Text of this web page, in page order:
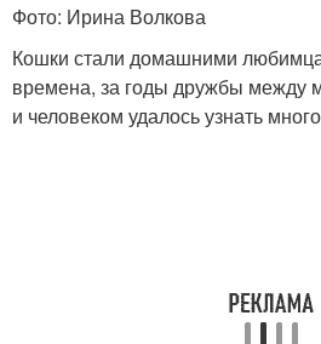
Фото: Ирина Волкова
Кошки стали домашними
времена, за годы дружбы между
и человеком удалось узнать